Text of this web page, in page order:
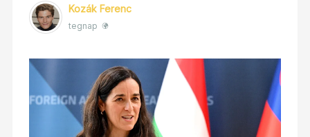
Kozák Ferenc
tegnap